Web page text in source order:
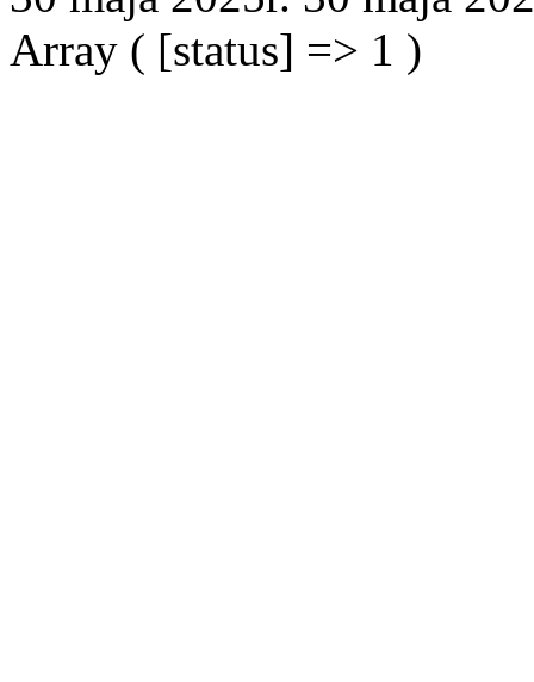
Array ( [status] => 1 )